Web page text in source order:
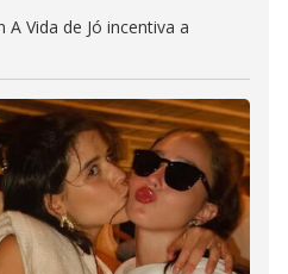
Vida de Jó incentiva a